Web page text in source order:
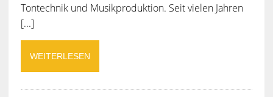
Tontechnik und Musikproduktion. Seit vielen Jahren
[...]
WEITERLESEN